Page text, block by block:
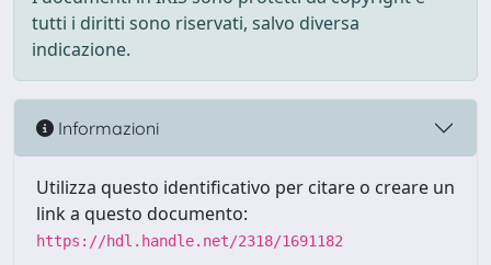
tutti i diritti sono riservati, salvo diversa
indicazione.
Informazioni
Utilizza questo identificativo per citare o creare un
link a questo documento:
https://hdl.handle.net/2318/1691182